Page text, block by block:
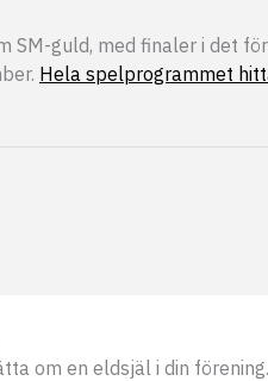
SM-guld, med finaler i det
Hela spelprogrammet
om en eldsjäl i din